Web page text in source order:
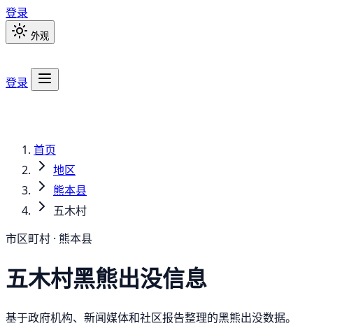
登录
外观
登录
首页
地区
熊本县
五木村
市区町村 · 熊本县
五木村黑熊出没信息
基于政府机构、新闻媒体和社区报告整理的黑熊出没数据。